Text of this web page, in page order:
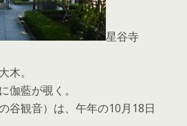
星谷寺
木。
伽藍が覗く。
谷観音）は、午年の10月18日